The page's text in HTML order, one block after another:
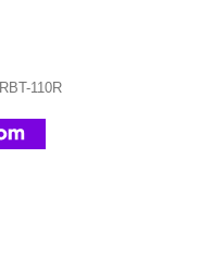
RBT-110R